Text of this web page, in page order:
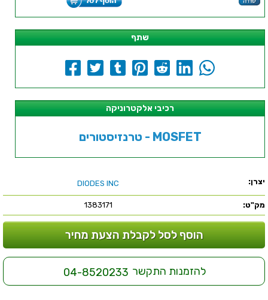
שתף
רכיבי אלקטרוניקה
טרנזיסטורים - MOSFET
יצרן: DIODES INC
מק"ט: 1383171
הוסף לסל לקבלת הצעת מחיר
להזמנות התקשר 04-8520233